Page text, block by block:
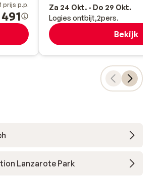
prijs p.p.
Za 24 Okt. - Do 29 Okt.
Logies ontbijt 2pers.
Bekijk
Lanzarote Park